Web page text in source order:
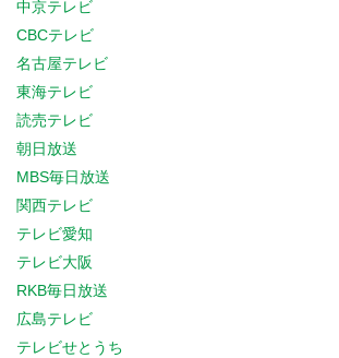
中京テレビ
CBCテレビ
名古屋テレビ
東海テレビ
読売テレビ
朝日放送
MBS毎日放送
関西テレビ
テレビ愛知
テレビ大阪
RKB毎日放送
広島テレビ
テレビせとうち